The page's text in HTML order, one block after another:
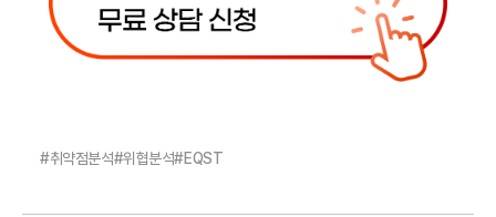
#취약점분석#위협분석#EQST